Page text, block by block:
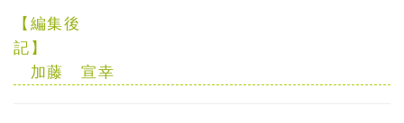
【編集後
記】
加藤 宣幸